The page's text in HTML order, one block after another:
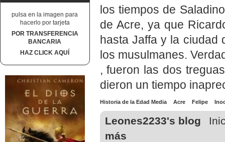
pulsa en la imagen para
hacerlo por tarjeta
POR TRANSFERENCIA
BANCARIA
HAZ CLICK AQUÍ
los tiempos de
de Acre, ya que
hasta Jaffa y la ciudad
los musulmanes.
, fueron las dos
dieron un tiempo
Historia de la Edad Media Acre Felipe
Leones2233's blog
más